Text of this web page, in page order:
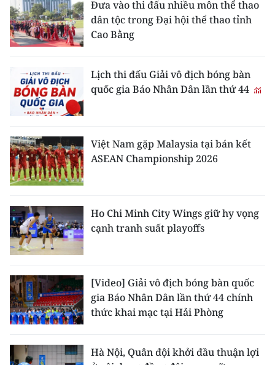
Đưa vào thi đấu nhiều môn thể thao
dân tộc trong Đại hội thể thao tỉnh
Cao Bằng
Lịch thi đấu Giải vô địch bóng bàn
quốc gia Báo Nhân Dân lần thứ 44
Việt Nam gặp Malaysia tại bán kết
ASEAN Championship 2026
Ho Chi Minh City Wings giữ hy vọng
cạnh tranh suất playoffs
[Video] Giải vô địch bóng bàn quốc
gia Báo Nhân Dân lần thứ 44 chính
thức khai mạc tại Hải Phòng
Hà Nội, Quân đội khởi đầu thuận lợi